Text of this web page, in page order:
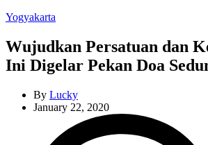
Categories
Yogyakarta
Wujudkan Persatuan dan
Ini Digelar Pekan Doa
By Lucky
January 22, 2020